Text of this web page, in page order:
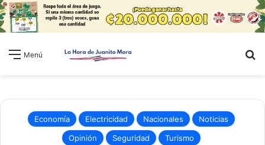
Menú
Economía Electricidad Nacionales
Noticias
Opinión
Seguridad Turismo